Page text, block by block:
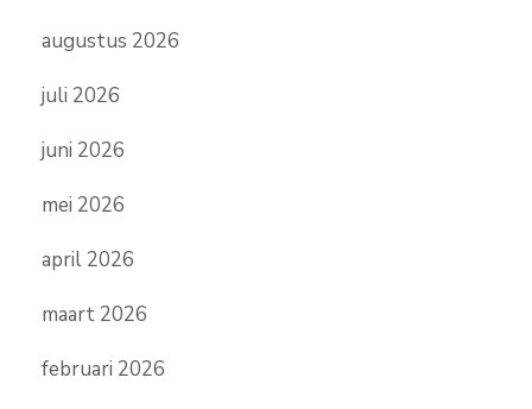
augustus 2026
juli 2026
juni 2026
mei 2026
april 2026
maart 2026
februari 2026